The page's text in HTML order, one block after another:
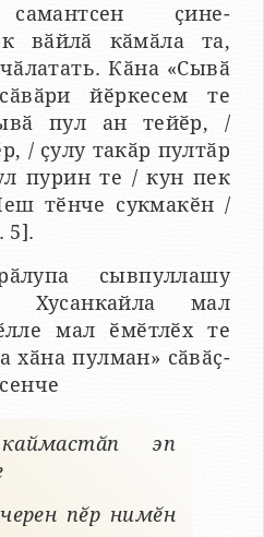
ҫине-
вӑйлӑ кӑмӑла та,
Кӑна «Сывӑ
йӗркесем те
пул ан тейӗр, /
/ ҫулу такӑр пултӑр
пурин те / кун пек
тӗнче сукмакӗн /
5].
сывпуллашу
Хусанкайла мал
мал ӗмӗтлӗх те
хӑна пулман» сӑвӑҫ-
эп
пӗр нимӗн